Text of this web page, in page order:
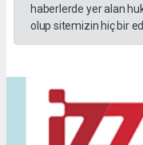
haberlerde yer alan
olup sitemizin hiç bir